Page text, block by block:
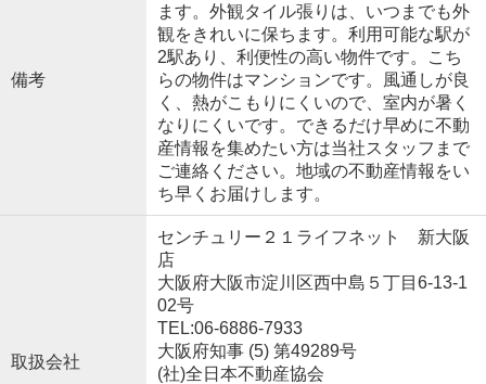
備考
ます。外観タイル張りは、いつまでも外
観をきれいに保ちます。利用可能な駅が
2駅あり、利便性の高い物件です。こち
らの物件はマンションです。風通しが良
く、熱がこもりにくいので、室内が暑く
なりにくいです。できるだけ早めに不動
産情報を集めたい方は当社スタッフまで
ご連絡ください。地域の不動産情報をい
ち早くお届けします。
取扱会社
センチュリー２１ライフネット 新大阪
店
大阪府大阪市淀川区西中島５丁目6-13-1
02号
TEL:06-6886-7933
大阪府知事 (5) 第49289号
(社)全日本不動産協会